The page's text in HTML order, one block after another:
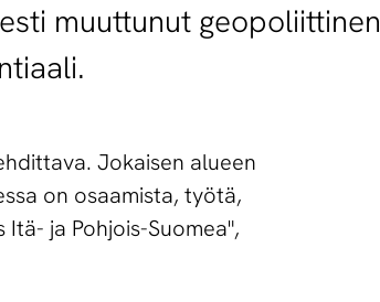
muuttunut geopoliittinen
Jokaisen alueen
on osaamista, työtä,
ja Pohjois-Suomea",